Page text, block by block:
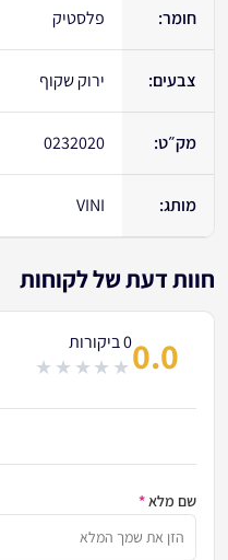
חומר: פלסטיק
צבעים: ירוק שקוף
מק״ט: 0232020
מותג: VINI
חוות דעת של לקוחות
0.00 ביקורות
of
שם מלא*